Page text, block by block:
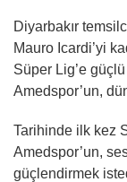
Diyarbakır
Mauro Icardi’yi
Süper Lig’e
Amedspor’un,
Tarihinde ilk kez
Amedspor’un,
güçlendirmek